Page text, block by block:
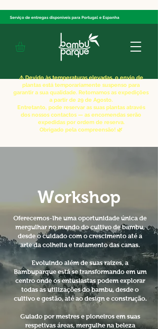
Serviço de entregas disponíveis para Portugal e Espanha
⚠️ Devido às temperaturas elevadas, o envio de
plantas está temporariamente suspenso para
garantir a sua qualidade. Retomamos as expedições
a partir de 29 de Agosto.
Entretanto, pode reservar as suas plantas através
dos nossos contactos — as encomendas serão
expedidas por ordem de reserva.
Obrigado pela compreensão! 🌿
Workshop
Oferecemos-lhe uma oportunidade única de
mergulhar no mundo do cultivo de bambu,
desde o cuidado com o crescimento até a
arte da colheita e tratamento das canas.
Evoluindo além de suas raízes, a
Bambuparque está se transformando em um
centro onde os entusiastas podem explorar
todas as utilizações do bambu, desde o
cultivo e gestão, até ao design e construção.
Guiado por mestres e pioneiros em suas
respetivas áreas, mergulhe na beleza